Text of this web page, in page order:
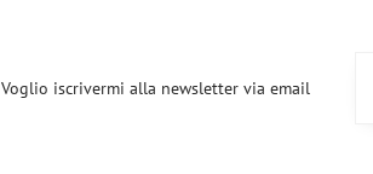
Voglio iscrivermi alla newsletter via email